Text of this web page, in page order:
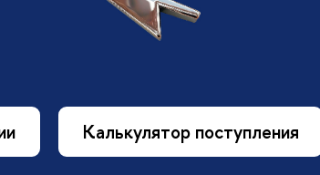
Калькулятор поступления